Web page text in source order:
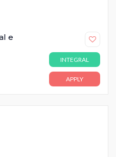
e
INTEGRAL
APPLY